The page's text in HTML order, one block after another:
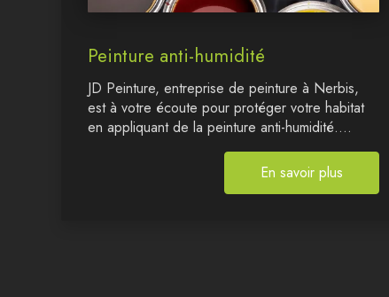
Peinture anti-humidité
JD Peinture, entreprise de peinture à Nerbis,
est à votre écoute pour protéger votre habitat
en appliquant de la peinture anti-humidité....
En savoir plus